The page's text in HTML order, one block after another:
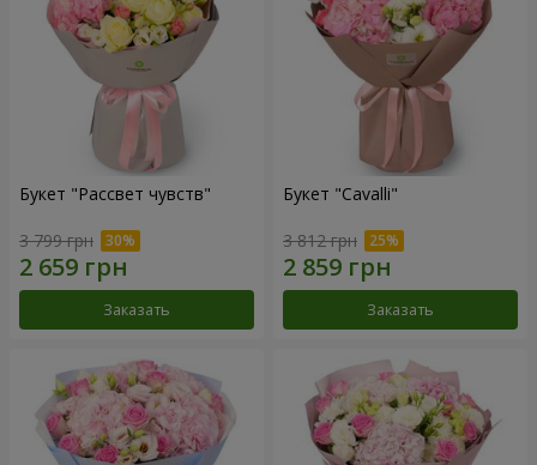
Букет "Рассвет чувств"
3 799 грн
Заказать
Букет "Cаvalli"
3 812 грн
Заказать